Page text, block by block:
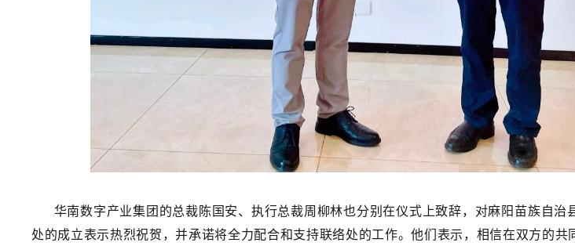
华南数字产业集团的总裁陈国安、执行总裁周柳林也分别在仪式上致辞，对麻阳苗族自治
处的成立表示热烈祝贺，并承诺将全力配合和支持联络处的工作。他们表示，相信在双方的